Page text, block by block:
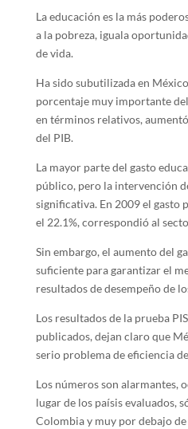
La educación es la más
a la pobreza, iguala
de vida.
Ha sido subutilizada en
porcentaje muy importante
en términos relativos,
del PIB.
La mayor parte del gasto
público, pero la intervención
significativa. En 2009 el gasto
el 22.1%, correspondió al
Sin embargo, el aumento del
suficiente para garantizar el
resultados de desempeño de
Los resultados de la prueba
publicados, dejan claro que
serio problema de eficiencia
Los números son alarmantes,
lugar de los paísis evaluados,
Colombia y muy por debajo